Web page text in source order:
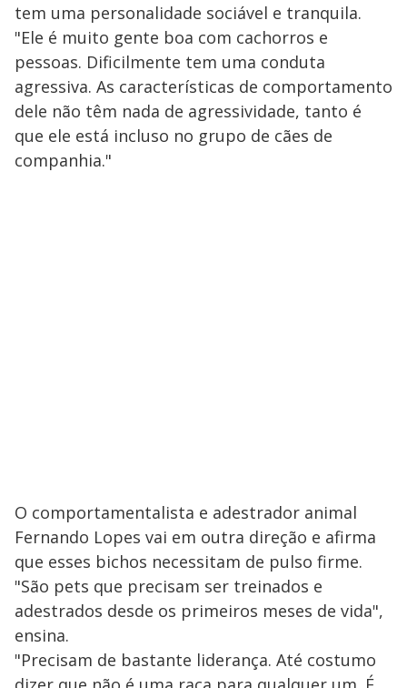
tem uma personalidade sociável e tranquila.
"Ele é muito gente boa com cachorros e
pessoas. Dificilmente tem uma conduta
agressiva. As características de comportamento
dele não têm nada de agressividade, tanto é
que ele está incluso no grupo de cães de
companhia."
O comportamentalista e adestrador animal
Fernando Lopes vai em outra direção e afirma
que esses bichos necessitam de pulso firme.
"São pets que precisam ser treinados e
adestrados desde os primeiros meses de vida",
ensina.
"Precisam de bastante liderança. Até costumo